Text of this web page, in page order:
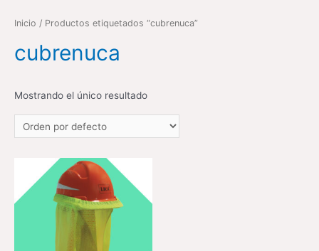
Inicio / Productos etiquetados “cubrenuca”
cubrenuca
Mostrando el único resultado